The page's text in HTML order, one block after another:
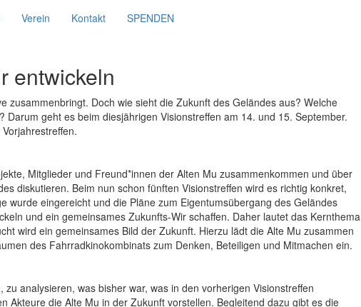
Verein Kontakt SPENDEN
entwickeln
zusammenbringt. Doch wie sieht die Zukunft des Geländes aus? Welche
geht es beim diesjährigen Visionstreffen am 14. und 15. September.
Mitglieder und Freund*innen der Alten Mu zusammenkommen und über
diskutieren. Beim nun schon fünften Visionstreffen wird es richtig konkret,
wurde eingereicht und die Pläne zum Eigentumsübergang des Geländes
und ein gemeinsames Zukunfts-Wir schaffen. Daher lautet das Kernthema
wird ein gemeinsames Bild der Zukunft. Hierzu lädt die Alte Mu zusammen
des Fahrradkinokombinats zum Denken, Beteiligen und Mitmachen ein.
analysieren, was bisher war, was in den vorherigen Visionstreffen
Akteure die Alte Mu in der Zukunft vorstellen. Begleitend dazu gibt es die